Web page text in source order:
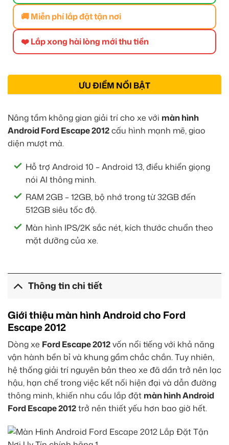
🚚 Miễn phí lắp đặt tận nơi
❤️ Lắp xong hài lòng mới thu tiền
ƯU ĐIỂM NỔI BẬT
Nâng tầm không gian giải trí cho xe với màn hình
Android Ford Escape 2012cấu hình mạnh mẽ, giao
diện mượt mà.
Hỗ trợ Android 10 – Android 13, điều khiển giọng
nói AI thông minh.
RAM 2GB – 12GB, bộ nhớ trong từ 32GB đến
512GB siêu tốc độ.
Màn hình IPS/2K sắc nét, kích thước chuẩn theo
mặt dưỡng của xe.
Thông tin chi tiết
Giới thiệu màn hình Android cho Ford
Escape 2012
Dòng xe Ford Escape 2012vốn nổi tiếng với khả năng
vận hành bền bỉ và khung gầm chắc chắn. Tuy nhiên,
hệ thống giải trí nguyên bản theo xe đã dần trở nên lạc
hậu, hạn chế trong việc kết nối hiện đại và dẫn đường
thông minh, khiến nhu cầu lắp đặt màn hình Android
Ford Escape 2012trở nên thiết yếu hơn bao giờ hết.